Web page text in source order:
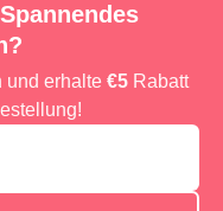
und erhalte €5 Rabatt